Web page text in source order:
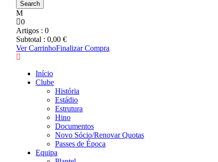
0
Artigos : 0
Subtotal : 0,00 €
Ver CarrinhoFinalizar Compra
Início
Clube
História
Estádio
Estrutura
Hino
Documentos
Novo Sócio/Renovar Quotas
Passes de Época
Equipa